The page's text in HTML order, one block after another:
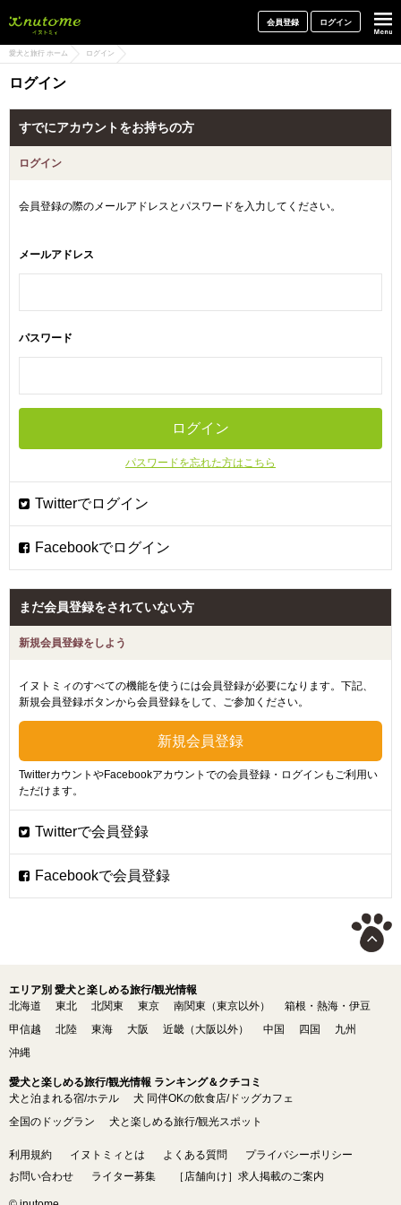
会員登録 ログイン
愛犬と旅行 ホーム ログイン
ログイン
すでにアカウントをお持ちの方
ログイン
会員登録の際のメールアドレスとパスワードを入力してください。
メールアドレス
パスワード
パスワードを忘れた方はこちら
まだ会員登録をされていない方
新規会員登録をしよう
イヌトミィのすべての機能を使うには会員登録が必要になります。下記、
新規会員登録ボタンから会員登録をして、ご参加ください。
TwitterカウントやFacebookアカウントでの会員登録・ログインもご利用い
ただけます。
エリア別 愛犬と楽しめる旅行/観光情報
北海道
東北 北関東 東京 南関東（東京以外）
箱根・熱海・伊豆
甲信越
北陸 東海 大阪 近畿（大阪以外） 中国 四国
九州
沖縄
愛犬と楽しめる旅行/観光情報 ランキング＆クチコミ
犬と泊まれる宿/ホテル
犬 同伴OKの飲食店/ドッグカフェ
全国のドッグラン
犬と楽しめる旅行/観光スポット
利用規約 イヌトミィとは よくある質問
プライバシーポリシー
お問い合わせ
ライター募集 ［店舗向け］求人掲載のご案内